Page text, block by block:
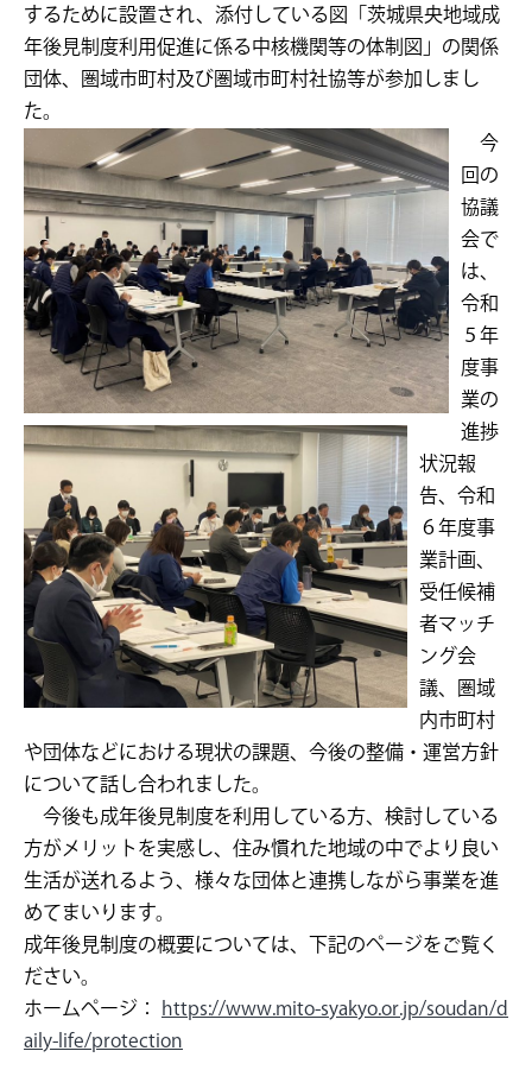
するために設置され、添付している図「茨城県央地域成
年後見制度利用促進に係る中核機関等の体制図」の関係
団体、圏域市町村及び圏域市町村社協等が参加しまし
た。
今
回の
協議
会で
は、
令和
５年
度事
業の
進捗
状況報
告、令和
６年度事
業計画、
受任候補
者マッチ
ング会
議、圏域
内市町村
や団体などにおける現状の課題、今後の整備・運営方針
について話し合われました。
今後も成年後見制度を利用している方、検討している
方がメリットを実感し、住み慣れた地域の中でより良い
生活が送れるよう、様々な団体と連携しながら事業を進
めてまいります。
成年後見制度の概要については、下記のページをご覧く
ださい。
ホームページ： https://www.mito-syakyo.or.jp/soudan/d
aily-life/protection